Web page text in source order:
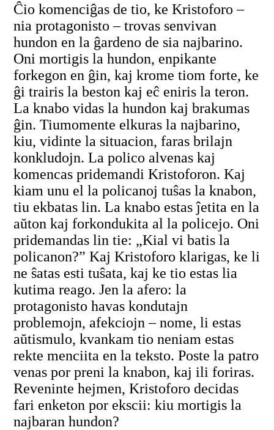
Ĉio komenciĝas de tio, ke Kristoforo –
nia protagonisto – trovas senvivan
hundon en la ĝardeno de sia najbarino.
Oni mortigis la hundon, enpikante
forkegon en ĝin, kaj krome tiom forte, ke
ĝi trairis la beston kaj eĉ eniris la teron.
La knabo vidas la hundon kaj brakumas
ĝin. Tiumomente elkuras la najbarino,
kiu, vidinte la situacion, faras brilajn
konkludojn. La polico alvenas kaj
komencas pridemandi Kristoforon. Kaj
kiam unu el la policanoj tuŝas la knabon,
tiu ekbatas lin. La knabo estas ĵetita en la
aŭton kaj forkondukita al la policejo. Oni
pridemandas lin tie: „Kial vi batis la
policanon?” Kaj Kristoforo klarigas, ke li
ne ŝatas esti tuŝata, kaj ke tio estas lia
kutima reago. Jen la afero: la
protagonisto havas kondutajn
problemojn, afekciojn – nome, li estas
aŭtismulo, kvankam tio neniam estas
rekte menciita en la teksto. Poste la patro
venas por preni la knabon, kaj ili foriras.
Reveninte hejmen, Kristoforo decidas
fari enketon por ekscii: kiu mortigis la
najbaran hundon?